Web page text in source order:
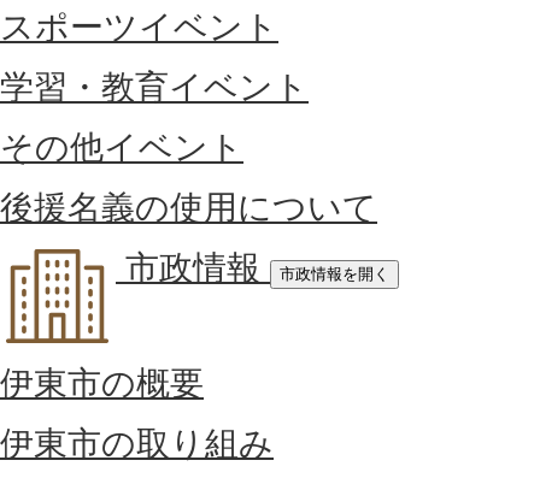
スポーツイベント
学習・教育イベント
その他イベント
後援名義の使用について
市政情報
市政情報を開く
伊東市の概要
伊東市の取り組み